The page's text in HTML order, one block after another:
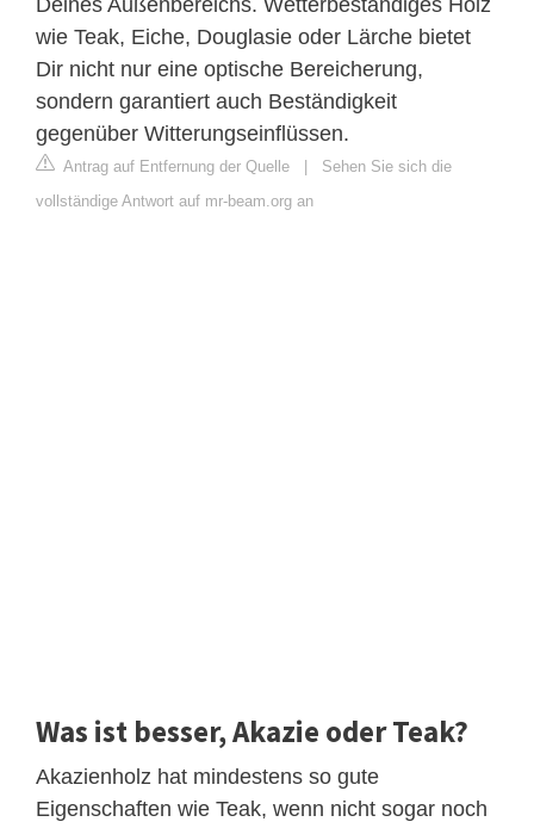
Deines Außenbereichs. Wetterbeständiges Holz
wie Teak, Eiche, Douglasie oder Lärche bietet
Dir nicht nur eine optische Bereicherung,
sondern garantiert auch Beständigkeit
gegenüber Witterungseinflüssen.
Antrag auf Entfernung der Quelle
Sehen Sie sich die
vollständige Antwort auf mr-beam.org an
Was ist besser, Akazie oder Teak?
Akazienholz hat mindestens so gute
Eigenschaften wie Teak, wenn nicht sogar noch